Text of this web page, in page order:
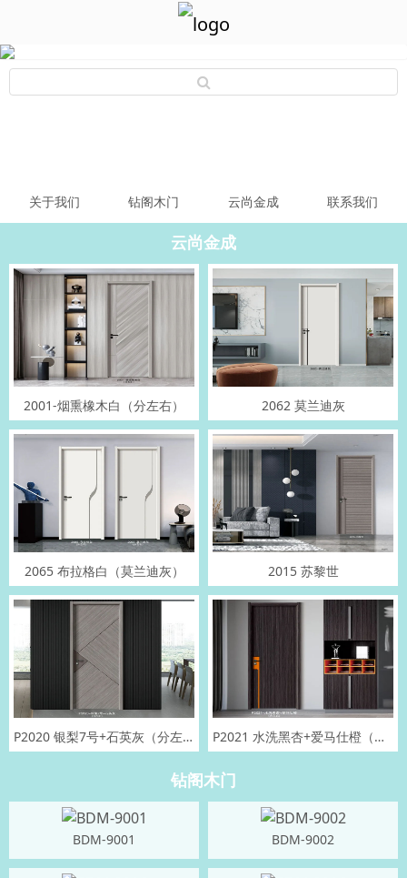
关于我们 钻阁木门 云尚金成 联系我们
云尚金成
2001-烟熏橡木白（分左右） 2062 莫兰迪灰
2065 布拉格白（莫兰迪灰） 2015 苏黎世
P2020 银梨7号+石英灰（分左右） P2021 水洗黑杏+爱马仕橙（分左右）
钻阁木门
BDM-9001 BDM-9002